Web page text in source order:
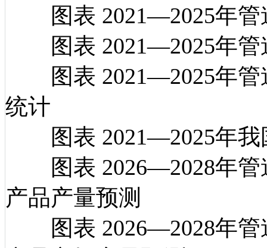
图表 2021—2025年管
图表 2021—2025年管
图表 2021—2025年管
统计
图表 2021—2025年我
图表 2026—2028年管
产品产量预测
图表 2026—2028年管